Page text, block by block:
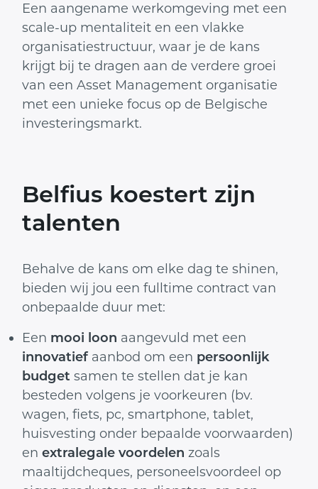
Een aangename werkomgeving met een
scale-up mentaliteit en een vlakke
organisatiestructuur, waar je de kans
krijgt bij te dragen aan de verdere groei
van een Asset Management organisatie
met een unieke focus op de Belgische
investeringsmarkt.
Belfius koestert zijn
talenten
Behalve de kans om elke dag te shinen,
bieden wij jou een fulltime contract van
onbepaalde duur met:
Een mooi loon aangevuld met een
innovatief aanbod om een persoonlijk
budget samen te stellen dat je kan
besteden volgens je voorkeuren (bv.
wagen, fiets, pc, smartphone, tablet,
huisvesting onder bepaalde voorwaarden)
en extralegale voordelen zoals
maaltijdcheques, personeelsvoordeel op